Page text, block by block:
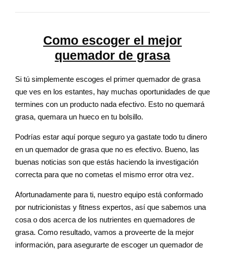
Como escoger el mejor
quemador de grasa
Si tú simplemente escoges el primer quemador de grasa
que ves en los estantes, hay muchas oportunidades de que
termines con un producto nada efectivo. Esto no quemará
grasa, quemara un hueco en tu bolsillo.
Podrías estar aquí porque seguro ya gastate todo tu dinero
en un quemador de grasa que no es efectivo. Bueno, las
buenas noticias son que estás haciendo la investigación
correcta para que no cometas el mismo error otra vez.
Afortunadamente para ti, nuestro equipo está conformado
por nutricionistas y fitness expertos, así que sabemos una
cosa o dos acerca de los nutrientes en quemadores de
grasa. Como resultado, vamos a proveerte de la mejor
información, para asegurarte de escoger un quemador de